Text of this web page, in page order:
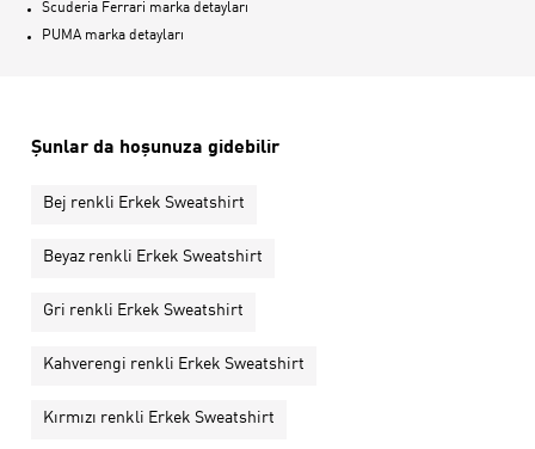
Scuderia Ferrari marka detayları
PUMA marka detayları
Şunlar da hoşunuza gidebilir
Bej renkli Erkek Sweatshirt
Beyaz renkli Erkek Sweatshirt
Gri renkli Erkek Sweatshirt
Kahverengi renkli Erkek Sweatshirt
Kırmızı renkli Erkek Sweatshirt